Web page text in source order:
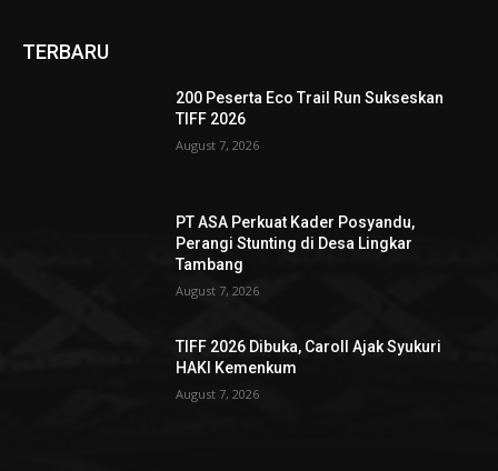
TERBARU
200 Peserta Eco Trail Run Sukseskan
TIFF 2026
August 7, 2026
PT ASA Perkuat Kader Posyandu,
Perangi Stunting di Desa Lingkar
Tambang
August 7, 2026
TIFF 2026 Dibuka, Caroll Ajak Syukuri
HAKI Kemenkum
August 7, 2026